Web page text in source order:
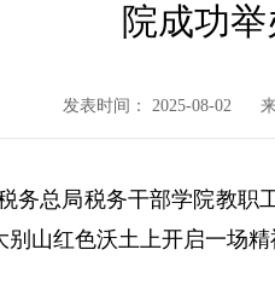
院成功举
发表时间： 2025-08-02
务总局税务干部学院教
山红色沃土上开启一场精